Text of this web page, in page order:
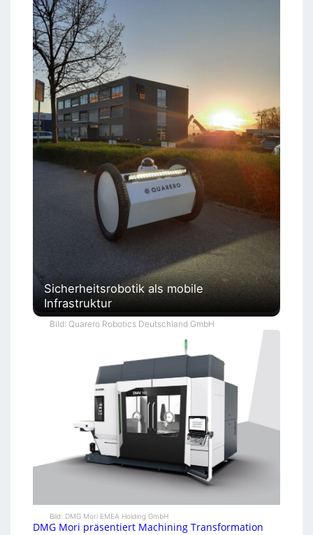
Sicherheitsrobotik als mobile
Infrastruktur
Bild: Quarero Robotics Deutschland GmbH
Bild: DMG Mori EMEA Holding GmbH
DMG Mori präsentiert Machining Transformation